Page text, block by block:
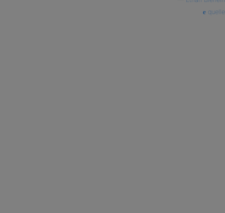
quelle